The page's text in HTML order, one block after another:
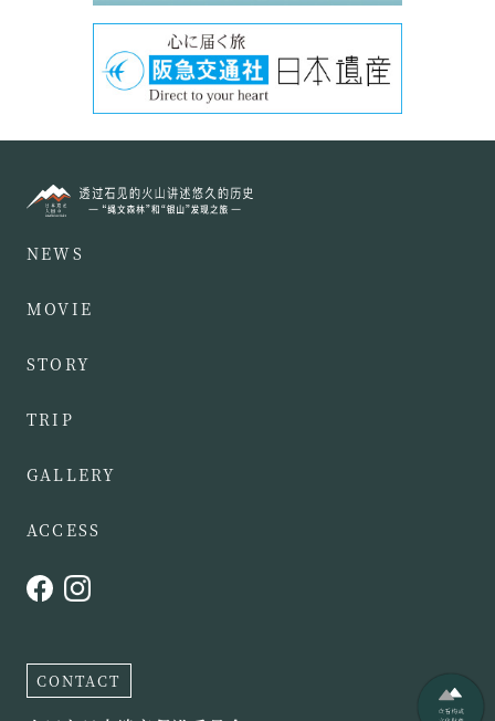
NEWS
MOVIE
STORY
TRIP
GALLERY
ACCESS
CONTACT